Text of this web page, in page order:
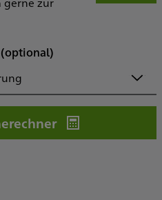
(optional)